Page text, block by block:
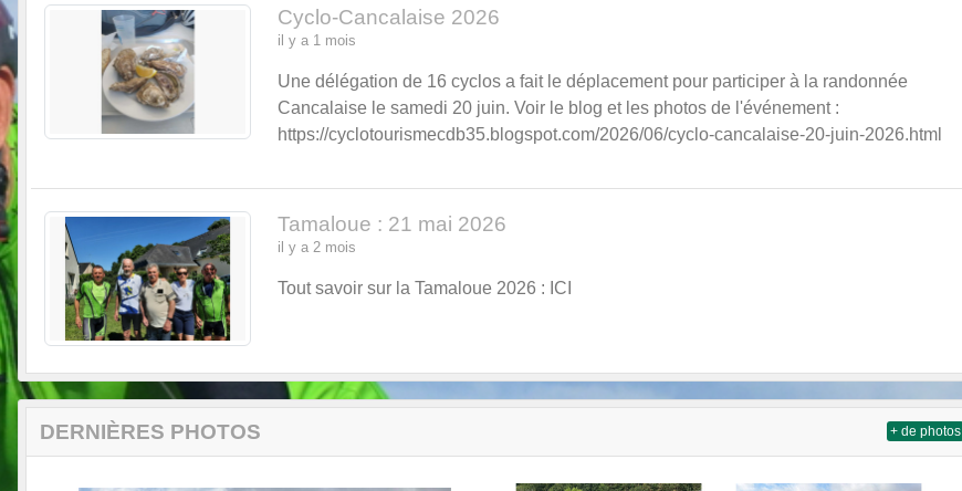
Cyclo-Cancalaise 2026
il y a 1 mois
Une délégation de 16 cyclos a fait le déplacement pour participer à la randonnée
Cancalaise le samedi 20 juin. Voir le blog et les photos de l'événement :
https://cyclotourismecdb35.blogspot.com/2026/06/cyclo-cancalaise-20-juin-2026.html
Tamaloue : 21 mai 2026
il y a 2 mois
Tout savoir sur la Tamaloue 2026 : ICI
DERNIÈRES PHOTOS + de photos